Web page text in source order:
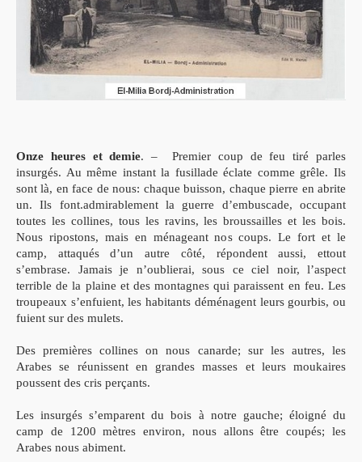
Onze heures et demie. – Premier coup de feu tiré parles
insurgés. Au même instant la fusillade éclate comme grêle. Ils
sont là, en face de nous: chaque buisson, chaque pierre en abrite
un. Ils font.admirablement la guerre d’embuscade, occupant
toutes les collines, tous les ravins, les broussailles et les bois.
Nous ripostons, mais en ménageant nos coups. Le fort et le
camp, attaqués d’un autre côté, répondent aussi, ettout
s’embrase. Jamais je n’oublierai, sous ce ciel noir, l’aspect
terrible de la plaine et des montagnes qui paraissent en feu. Les
troupeaux s’enfuient, les habitants déménagent leurs gourbis, ou
fuient sur des mulets.
Des premières collines on nous canarde; sur les autres, les
Arabes se réunissent en grandes masses et leurs moukaires
poussent des cris perçants.
Les insurgés s’emparent du bois à notre gauche; éloigné du
camp de 1200 mètres environ, nous allons être coupés; les
Arabes nous abiment.